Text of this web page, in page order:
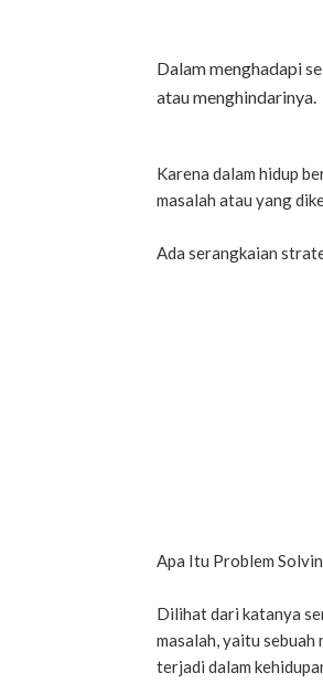
Dalam menghadapi
atau menghindarinya.
Karena dalam hidup
masalah atau yang
Ada serangkaian
Apa Itu Problem
Dilihat dari katanya
masalah, yaitu sebuah
terjadi dalam